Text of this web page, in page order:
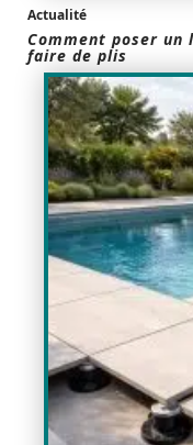
Actualité
Comment poser un
faire de plis